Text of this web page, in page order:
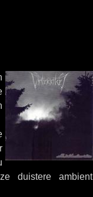
duistere ambient